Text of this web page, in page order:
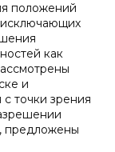
положений
исключающих
как
и
точки зрения
предложены